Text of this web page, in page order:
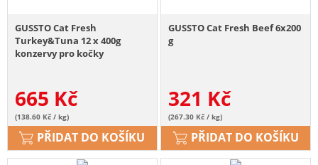
GUSSTO Cat Fresh
Turkey&Tuna 12 x 400g
konzervy pro kočky
665 Kč
(138.60 Kč / kg)
PŘIDAT DO KOŠÍKU
GUSSTO Cat Fresh Beef 6x200
g
321 Kč
(267.30 Kč / kg)
PŘIDAT DO KOŠÍKU